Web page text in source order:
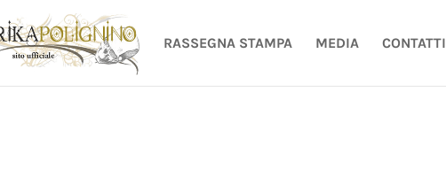
RASSEGNA STAMPA MEDIA CONTATTI